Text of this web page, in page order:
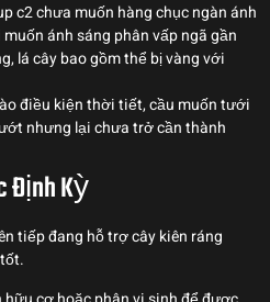
c2 chưa muốn hàng chục ngàn ánh
ánh sáng phân vấp ngã gần
lá cây bao gồm thể bị vàng với
điều kiện thời tiết, cầu muốn tưới
nhưng lại chưa trở cần thành
Định Kỳ
tiếp đang hỗ trợ cây kiên ráng